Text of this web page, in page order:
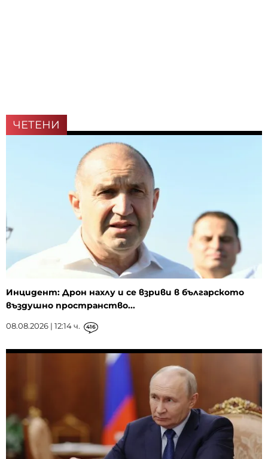
ЧЕТЕНИ
Инцидент: Дрон нахлу и се взриви в българското
въздушно пространство...
08.08.2026 | 12:14 ч. 416